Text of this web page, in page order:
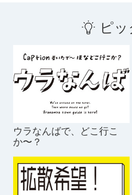
ピ
ウラなんばで、どこ行こ
か〜？